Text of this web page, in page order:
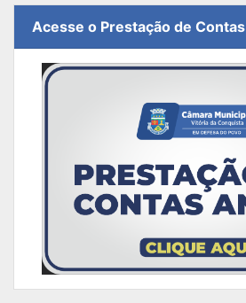
Acesse o Prestação de Contas